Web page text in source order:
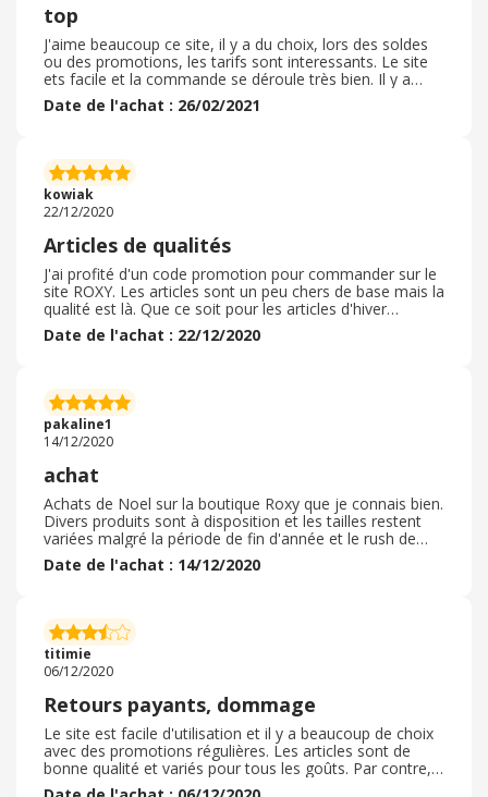
top
J'aime beaucoup ce site, il y a du choix, lors des soldes
ou des promotions, les tarifs sont interessants. Le site
ets facile et la commande se déroule très bien. Il y a
également un système de points fidélité qui existe,
interessant si on commande souvent. Le déali de
en boutique soit payer via paypal. Dans les deux cas le
remboursement se fait rapidement. Je recommande ce
site
Date de l'achat : 26/02/2021
kowiak
22/12/2020
Articles de qualités
J'ai profité d'un code promotion pour commander sur le
site ROXY. Les articles sont un peu chers de base mais la
qualité est là. Que ce soit pour les articles d'hiver
commandés pour aller au ski que pour les affaires d'été (
maillot de bain) . Les sous pull sont bien chauds et bien
bikinis sont bien coupés et doublés, ce qui évite les
surprises une fois le maillot de bain blanc mouillé. Je
recommande cette marque
Date de l'achat : 22/12/2020
pakaline1
14/12/2020
achat
Achats de Noel sur la boutique Roxy que je connais bien.
Divers produits sont à disposition et les tailles restent
variées malgré la période de fin d'année et le rush de
Noel. Les articles sont, comme à leur habitude, de
qualité et les prix restent abordables lors de ces
disponibles. La livraison s'effectue dans des bonnes
conditions: soin de l'emballage et rapidité pour la
réception des produits.
Date de l'achat : 14/12/2020
titimie
06/12/2020
Retours payants, dommage
Le site est facile d'utilisation et il y a beaucoup de choix
avec des promotions régulières. Les articles sont de
bonne qualité et variés pour tous les goûts. Par contre,
les retours sont payants donc c'est assez embêtant